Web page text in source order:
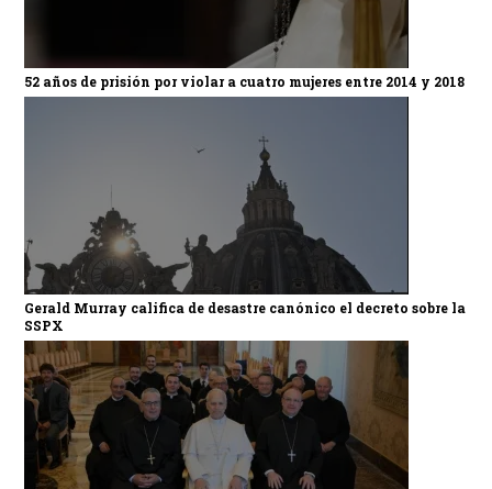
52 años de prisión por violar a cuatro mujeres entre 2014 y 2018
Gerald Murray califica de desastre canónico el decreto sobre la
SSPX